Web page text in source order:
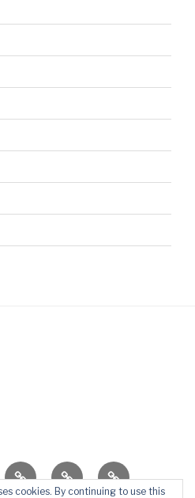
Father
Daniel
Video
Blog
PB
cookies. By continuing to use this